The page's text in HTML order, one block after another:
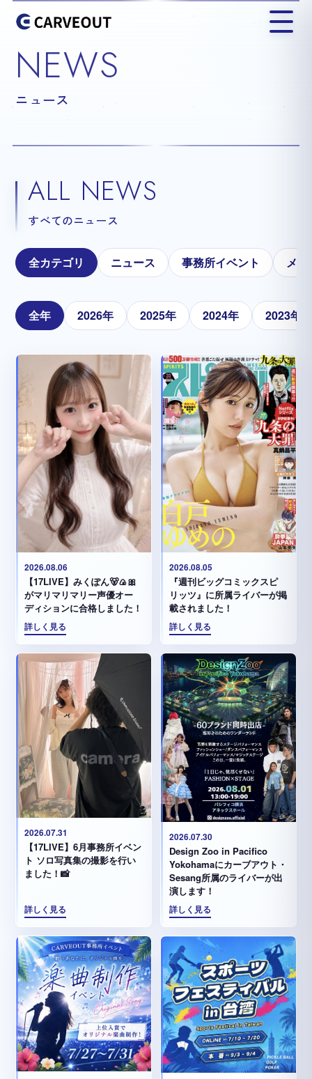
NEWS
ニュース
ALL NEWS
すべてのニュース
全カテゴリ ニュース 事務所イベント メ
全年 2026年 2025年 2024年 2023年
2026.08.06
【17LIVE】みくぽん🐻🍙🎀
がマリマリマリー声優オー
ディションに合格しました！
詳しく見る
2026.08.05
『週刊ビッグコミックスピ
リッツ』に所属ライバーが掲
載されました！
詳しく見る
2026.07.31
【17LIVE】6月事務所イベン
ト ソロ写真集の撮影を行い
ました！📸
詳しく見る
2026.07.30
Design Zoo in Pacifico
Yokohamaにカーブアウト・
Sesang所属のライバーが出
演します！
詳しく見る